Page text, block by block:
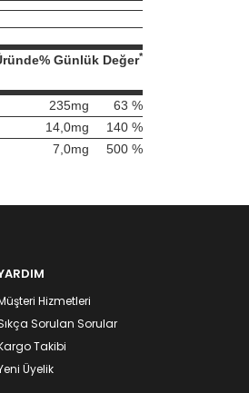
% Günlük Değer*
235mg 63 %
14,0mg
140 %
7,0mg
500 %
Hizmetleri
Sorulan Sorular
Takibi
Üyelik